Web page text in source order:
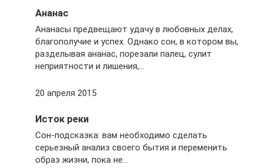
Ананас
Ананасы предвещают удачу в любовных делах,
благополучие и успех. Однако сон, в котором вы,
разделывая ананас, порезали палец, сулит
неприятности и лишения,…
20 апреля 2015
Исток реки
Сон-подсказка: вам необходимо сделать
серьезный анализ своего бытия и переменить
образ жизни, пока не…